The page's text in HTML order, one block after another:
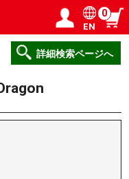
登録
EN
0
詳細検索ページへ